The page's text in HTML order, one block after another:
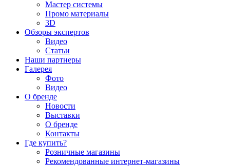
Мастер системы
Промо материалы
3D
Обзоры экспертов
Видео
Статьи
Наши партнеры
Галерея
Фото
Видео
О бренде
Новости
Выставки
О бренде
Контакты
Где купить?
Розничные магазины
Рекомендованные интернет-магазины